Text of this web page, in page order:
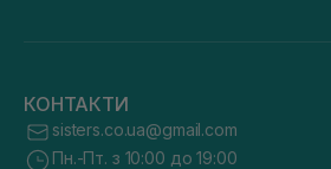
КОНТАКТИ
sisters.co.ua@gmail.com
Пн.-Пт. з 10:00 до 19:00